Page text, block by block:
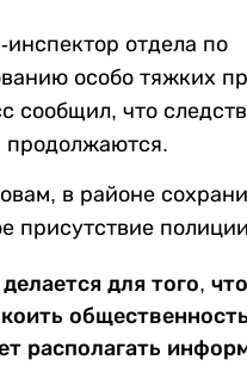
инспектор отдела по
особо тяжких
сообщил, что
продолжаются.
в районе
присутствие
для того,
располагать